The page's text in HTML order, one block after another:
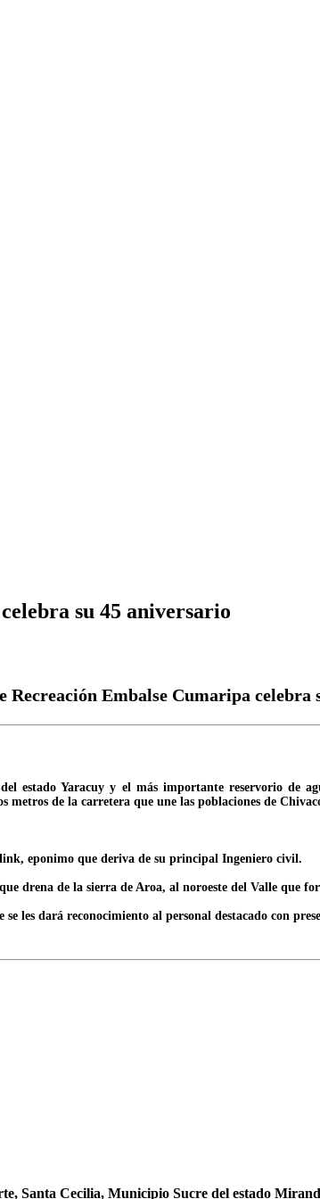
su 45 aniversario
Recreación Embalse Cumaripa celebra
estado Yaracuy y el más importante reservorio de
metros de la carretera que une las poblaciones de
eponimo que deriva de su principal Ingeniero civil.
drena de la sierra de Aroa, al noroeste del Valle que
les dará reconocimiento al personal destacado con
Santa Cecilia, Municipio Sucre del estado